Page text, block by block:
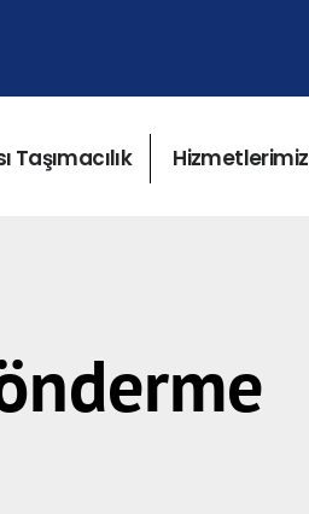
Taşımacılık Hizmetlerimiz